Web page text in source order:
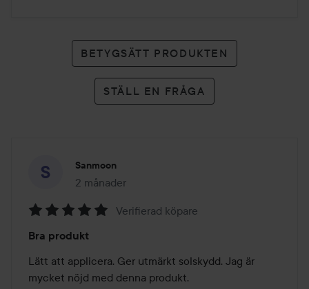
BETYGSÄTT PRODUKTEN
STÄLL EN FRÅGA
Sanmoon
2 månader
Inlägget skapades 2 månader
5
av
5
Verifierad köpare
Bra produkt
Lätt att applicera. Ger utmärkt solskydd. Jag är
mycket nöjd med denna produkt.